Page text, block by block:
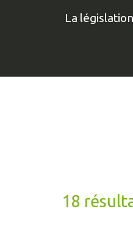
La
18